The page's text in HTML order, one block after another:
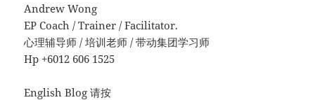
Andrew Wong
EP Coach / Trainer / Facilitator.
心理辅导师 / 培训老师 / 带动集团学习师
Hp +6012 606 1525
English Blog 请按